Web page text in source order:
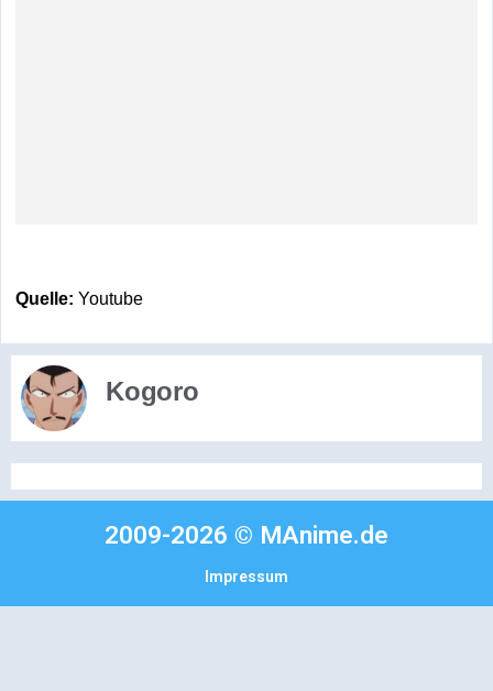
Quelle: Youtube
Kogoro
2009-2026 © MAnime.de
Impressum